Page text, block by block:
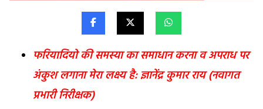
फरियादियो की समस्या का समाधान करना व अपराध पर
अंकुश लगाना मेरा लक्ष्य है: ज्ञानेंद्र कुमार राय (नवागत
प्रभारी निरीक्षक)